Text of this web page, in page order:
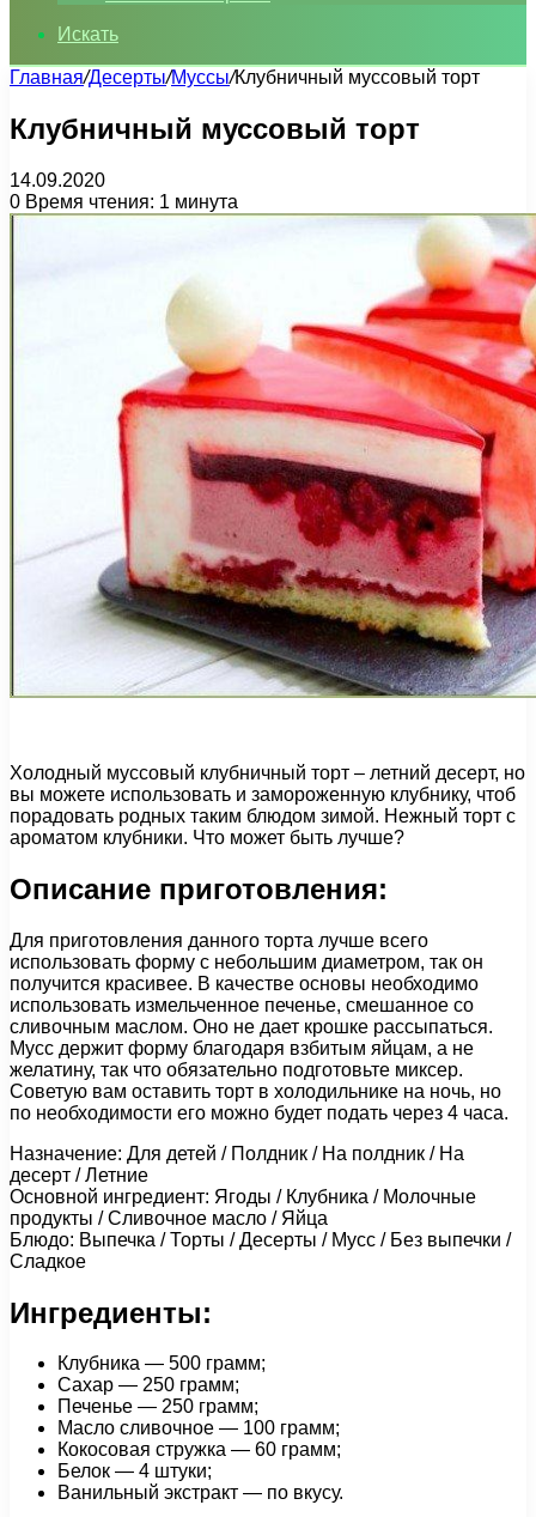
Искать
Главная/Десерты/Муссы/Клубничный муссовый торт
Клубничный муссовый торт
14.09.2020
0 Время чтения: 1 минута
Холодный муссовый клубничный торт – летний десерт, но
вы можете использовать и замороженную клубнику, чтоб
порадовать родных таким блюдом зимой. Нежный торт с
ароматом клубники. Что может быть лучше?
Описание приготовления:
Для приготовления данного торта лучше всего
использовать форму с небольшим диаметром, так он
получится красивее. В качестве основы необходимо
использовать измельченное печенье, смешанное со
сливочным маслом. Оно не дает крошке рассыпаться.
Мусс держит форму благодаря взбитым яйцам, а не
желатину, так что обязательно подготовьте миксер.
Советую вам оставить торт в холодильнике на ночь, но
по необходимости его можно будет подать через 4 часа.
Назначение: Для детей / Полдник / На полдник / На
десерт / Летние
Основной ингредиент: Ягоды / Клубника / Молочные
продукты / Сливочное масло / Яйца
Блюдо: Выпечка / Торты / Десерты / Мусс / Без выпечки /
Сладкое
Ингредиенты:
Клубника — 500 грамм;
Сахар — 250 грамм;
Печенье — 250 грамм;
Масло сливочное — 100 грамм;
Кокосовая стружка — 60 грамм;
Белок — 4 штуки;
Ванильный экстракт — по вкусу.